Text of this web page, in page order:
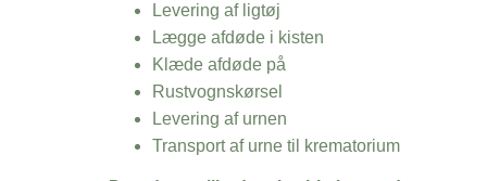
Levering af ligtøj
Lægge afdøde i kisten
Klæde afdøde på
Rustvognskørsel
Levering af urnen
Transport af urne til krematorium